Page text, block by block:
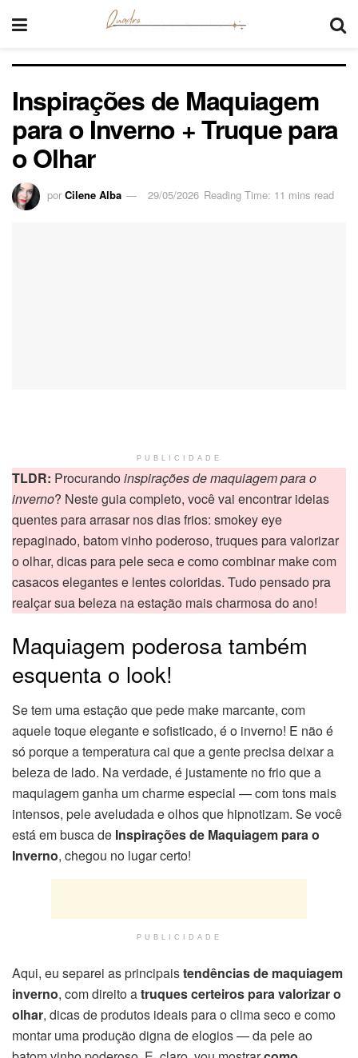
Inspirações de Maquiagem
para o Inverno + Truque para
o Olhar
por Cilene Alba 29/05/2026 Reading Time: 11 mins read
PUBLICIDADE
TLDR: Procurandoinspirações de maquiagem para o
inverno? Neste guia completo, você vai encontrar ideias
quentes para arrasar nos dias frios: smokey eye
repaginado, batom vinho poderoso, truques para valorizar
o olhar, dicas para pele seca e como combinar make com
casacos elegantes e lentes coloridas. Tudo pensado pra
realçar sua beleza na estação mais charmosa do ano!
Maquiagem poderosa também
esquenta o look!
Se tem uma estação que pede make marcante, com
aquele toque elegante e sofisticado, é o inverno! E não é
só porque a temperatura cai que a gente precisa deixar a
beleza de lado. Na verdade, é justamente no frio que a
maquiagem ganha um charme especial — com tons mais
intensos, pele aveludada e olhos que hipnotizam. Se você
está em busca de Inspirações de Maquiagem para o
Inverno, chegou no lugar certo!
PUBLICIDADE
Aqui, eu separei as principaistendências de maquiagem
inverno, com direito atruques certeiros para valorizar o
olhar, dicas de produtos ideais para o clima seco e como
montar uma produção digna de elogios — da pele ao